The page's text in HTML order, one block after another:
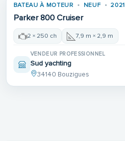
BATEAU À MOTEUR NEUF 2021
Parker 800 Cruiser
2 × 250 ch 7,9 m × 2,9 m
VENDEUR PROFESSIONNEL
Sud yachting
34140 Bouzigues